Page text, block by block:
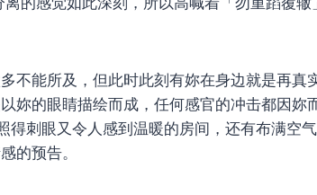
不能所及，但此时此刻有妳在身边就是再真
妳的眼睛描绘而成，任何感官的冲击都因妳
得刺眼又令人感到温暖的房间，还有布满空
的预告。